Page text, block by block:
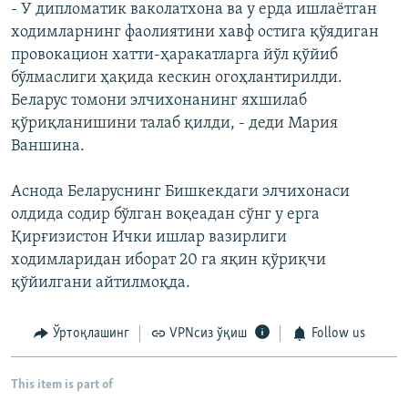
- У дипломатик ваколатхона ва у ерда ишлаётган
ходимларнинг фаолиятини хавф остига қўядиган
провокацион хатти-ҳаракатларга йўл қўйиб
бўлмаслиги ҳақида кескин огоҳлантирилди.
Беларус томони элчихонанинг яхшилаб
қўриқланишини талаб қилди, - деди Мария
Ваншина.
Аснода Беларуснинг Бишкекдаги элчихонаси
олдида содир бўлган воқеадан сўнг у ерга
Қирғизистон Ички ишлар вазирлиги
ходимларидан иборат 20 га яқин қўриқчи
қўйилгани айтилмоқда.
Ўртоқлашинг VPNсиз ўқиш Follow us
This item is part of